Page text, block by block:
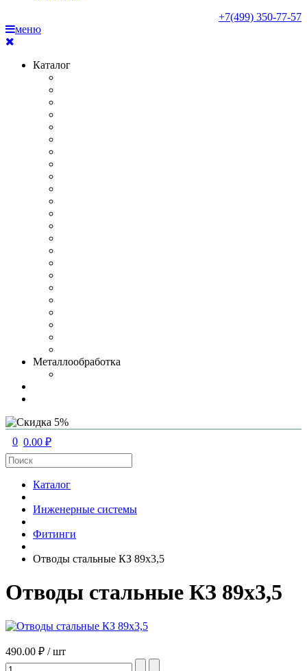
+7(499) 350-77-57
меню
Каталог
Металлообработка
0 0.00 ₽
Каталог
Инженерные системы
Фитинги
Отводы стальные КЗ 89х3,5
Отводы стальные КЗ 89х3,5
490.00 ₽ / шт